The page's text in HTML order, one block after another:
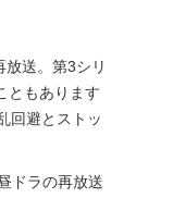
送。第3シリ
ともあります
回避とストッ
ドラの再放送